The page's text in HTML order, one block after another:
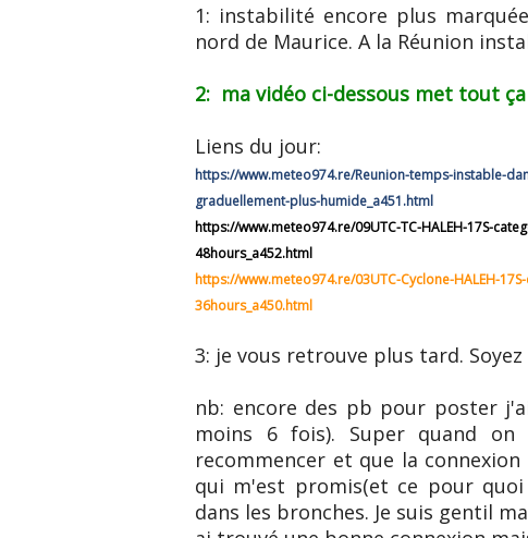
1: instabilité encore plus
nord de Maurice. A la Réunion
2: ma vidéo ci-dessous met tout
Liens du jour:
https://www.meteo974.re/Reunion-temps-instable-
graduellement-plus-humide_a451.html
https://www.meteo974.re/09UTC-TC-HALEH-17S-
48hours_a452.html
https://www.meteo974.re/03UTC-Cyclone-HALEH-
36hours_a450.html
3: je vous retrouve plus tard.
nb: encore des pb pour poster
moins 6 fois). Super quand
recommencer et que la
qui m'est promis(et ce pour
dans les bronches. Je suis gentil